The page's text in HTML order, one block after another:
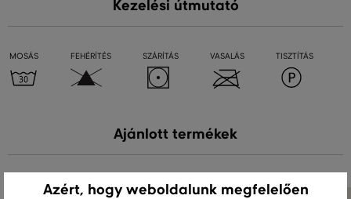
Kezelési útmutató
MOSÁS FEHÉRÍTÉS SZÁRÍTÁS VASALÁS TISZTÍTÁS
Ajánlott termékek
Azért, hogy weboldalunk megfelelően